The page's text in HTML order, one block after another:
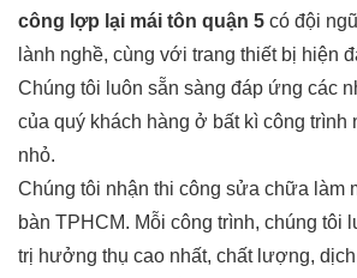
công lợp lại mái tôn quận 5 có đội
lành nghề, cùng với trang thiết bị hiện
Chúng tôi luôn sẵn sàng đáp ứng các
của quý khách hàng ở bất kì công trình
nhỏ.
Chúng tôi nhận thi công sửa chữa làm
bàn TPHCM. Mỗi công trình, chúng tôi
trị hưởng thụ cao nhất, chất lượng,